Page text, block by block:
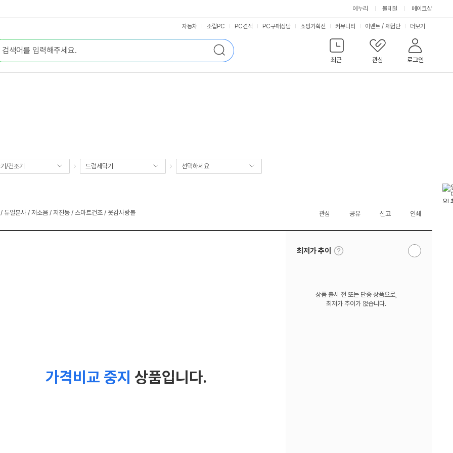
에누리 몰테일 메이크샵
검
색
최근
관심 로그인
자동차 조립PC PC견적 PC구매상담 쇼핑기획전 커뮤니티 이벤트 / 체험단 서
비
스
더보기
/건조기 드럼세탁기 선택하세요
듀얼분사 / 저소음 / 저진동 / 스마트건조 / 옷감사랑볼 관심 공유 신고 인쇄
가격비교 중지 상품입니다.
최저가 추이
툴
팁
알
상품 출시 전 또는 단종 상품으로,
최저가 추이가 없습니다.